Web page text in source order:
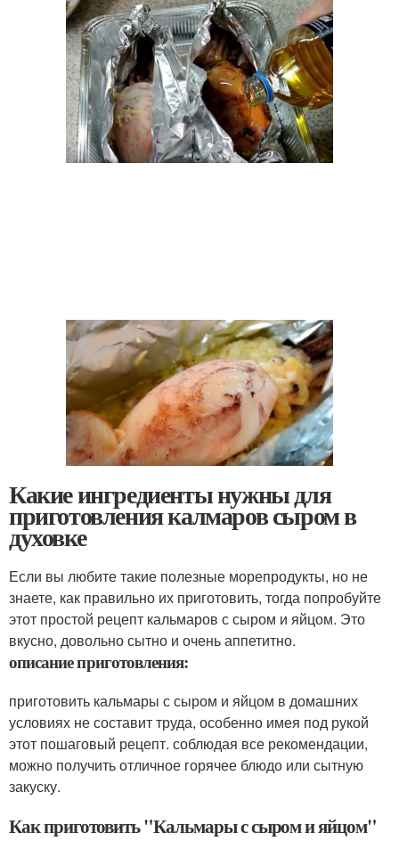
Какие ингредиенты нужны для
приготовления калмаров сыром в
духовке
Если вы любите такие полезные морепродукты, но не
знаете, как правильно их приготовить, тогда попробуйте
этот простой рецепт кальмаров с сыром и яйцом. Это
вкусно, довольно сытно и очень аппетитно.
описание приготовления:
приготовить кальмары с сыром и яйцом в домашних
условиях не составит труда, особенно имея под рукой
этот пошаговый рецепт. соблюдая все рекомендации,
можно получить отличное горячее блюдо или сытную
закуску.
Как приготовить "Кальмары с сыром и яйцом"